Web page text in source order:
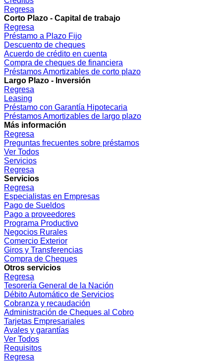
Regresa
Corto Plazo - Capital de trabajo
Regresa
Préstamo a Plazo Fijo
Descuento de cheques
Acuerdo de crédito en cuenta
Compra de cheques de financiera
Préstamos Amortizables de corto plazo
Largo Plazo - Inversión
Regresa
Leasing
Préstamo con Garantía Hipotecaria
Préstamos Amortizables de largo plazo
Más información
Regresa
Preguntas frecuentes sobre préstamos
Ver Todos
Servicios
Regresa
Servicios
Regresa
Especialistas en Empresas
Pago de Sueldos
Pago a proveedores
Programa Productivo
Negocios Rurales
Comercio Exterior
Giros y Transferencias
Compra de Cheques
Otros servicios
Regresa
Tesorería General de la Nación
Débito Automático de Servicios
Cobranza y recaudación
Administración de Cheques al Cobro
Tarjetas Empresariales
Avales y garantías
Ver Todos
Requisitos
Regresa